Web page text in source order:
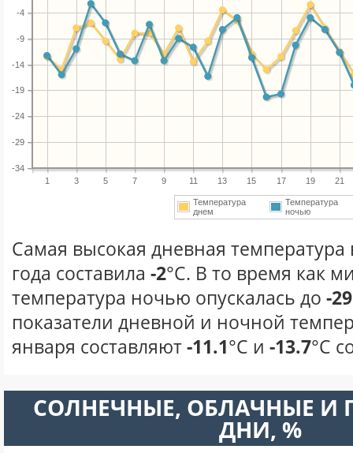
1 3 5 7 9 11 13 15 17 19 21
-34
-29
-24
-19
-14
-9
-4
Температура
днем
Температура
ночью
Самая высокая дневная температура
года составила -2°С. В то время как
температура ночью опускалась до -29
показатели дневной и ночной
января составляют-11.1°С и -13.7°С
CОЛНЕЧНЫЕ, ОБЛАЧНЫЕ И
ДНИ, %